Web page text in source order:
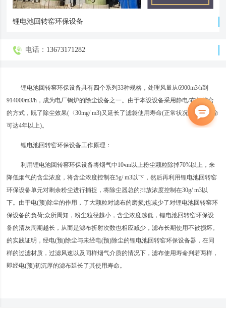
锂电池回转窑环保设备
电话： 13673171282
锂电池回转窑环保设备具有四个系列33种规格，处理风量从6900m3/h到
914000m3/h，成为电厂锅炉的除尘设备之一。由于本设设备采用静电/布袋结合
的方式，既了除尘效果(〈30mg/ m3)又延长了滤袋使用寿命(正常状况下滤袋寿命
可达4年以上)。
锂电池回转窑环保设备工作原理：
利用锂电池回转窑环保设备将烟气中10чm以上粉尘颗粒除掉70%以上，来
降低烟气的含尘浓度，将含尘浓度控制在5g/ m3以下，然后再利用锂电池回转窑
环保设备单元对剩余粉尘进行捕捉，将除尘器总的排放浓度控制在30g/ m3以
下。由于电(预)除尘的作用，了大颗粒对滤布的磨损;也减少了对锂电池回转窑环
保设备的负荷;众所周知，粉尘粒径越小，含尘浓度越低，锂电池回转窑环保设
备的清灰周期越长，从而是滤布折射次数也相应减少，滤布长期使用不被损坏。
的实践证明，经电(预)除尘与未经电(预)除尘的锂电池回转窑环保设备器，在同
样的过滤材质，过滤风速以及同样烟气介质的情况下，滤布使用寿命判若两样，
即经电(预)初沉厚的滤布延长了其使用寿命。